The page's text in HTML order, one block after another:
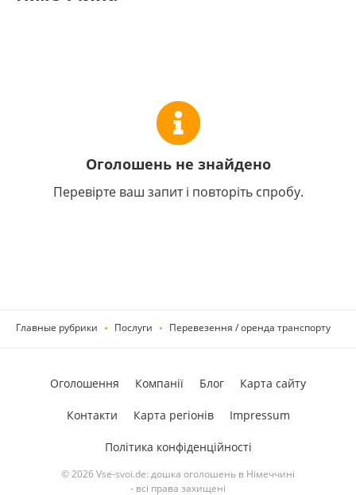
Оголошень не знайдено
Перевірте ваш запит і повторіть спробу.
Главные рубрики Послуги Перевезення / оренда транспорту
© 2026 Vse-svoi.de: дошка оголошень в Німеччині
- всі права захищені
Оголошення Компанії Блог Карта сайту
Контакти Карта регіонів Impressum
Політика конфіденційності